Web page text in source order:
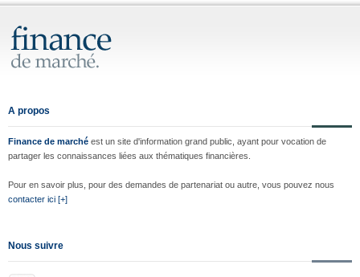
A propos
Finance de marché est un site d'information grand public, ayant pour vocation de
partager les connaissances liées aux thématiques financières.
Pour en savoir plus, pour des demandes de partenariat ou autre, vous pouvez nous
contacter ici [+]
Nous suivre